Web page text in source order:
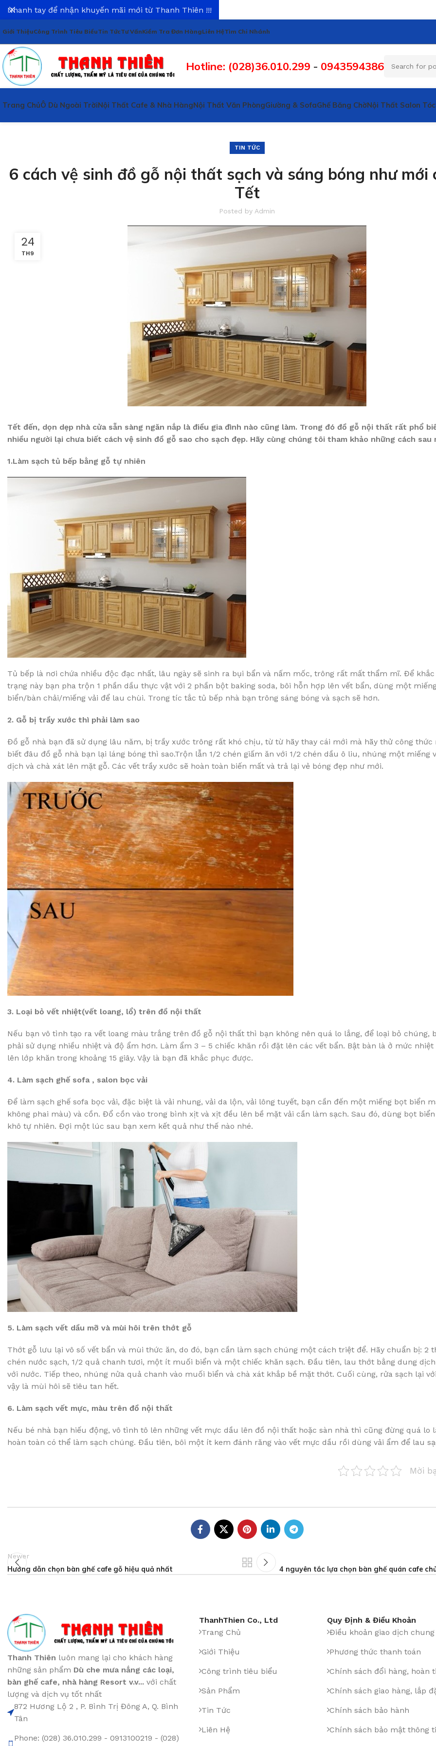
Giới ThiệuCông Trình Tiêu BiểuTin TứcTư VấnKiểm Tra Đơn HàngLiên HệTìm Chi Nhánh
Hotline: (028)36.010.299 - 0943594386
Trang ChủÔ Dù Ngoài TrờiNội Thất Cafe & Nhà HàngNội Thất Văn PhòngGiường & SofaGhế Băng ChờNội Thất Salon Tóc
TIN TỨC
6 cách vệ sinh đồ gỗ nội thất sạch và sáng bóng như mới
Tết
Posted by Admin
24
TH9
Tết đến, dọn dẹp nhà cửa sẵn sàng ngăn nắp là điều gia đình nào cũng làm. Trong đó đồ gỗ nội thất rất phổ
nhiều người lại chưa biết cách vệ sinh đồ gỗ sao cho sạch đẹp. Hãy cùng chúng tôi tham khảo những cách sau
1.Làm sạch tủ bếp bằng gỗ tự nhiên
Tủ bếp là nơi chứa nhiều độc đạc nhất, lâu ngày sẽ sinh ra bụi bẩn và nấm mốc, trông rất mất thẩm mĩ. Để
trạng này bạn pha trộn 1 phần dầu thực vật với 2 phần bột baking soda, bôi hỗn hợp lên vết bẩn, dùng một
biển/bàn chải/miếng vải để lau chùi. Trong tíc tắc tủ bếp nhà bạn trông sáng bóng và sạch sẽ hơn.
2. Gỗ bị trầy xước thì phải làm sao
Đồ gỗ nhà bạn đã sử dụng lâu năm, bị trầy xước trông rất khó chịu, từ từ hãy thay cái mới mà hãy thử công thức
biết đâu đồ gỗ nhà bạn lại láng bóng thì sao.Trộn lẫn 1/2 chén giấm ăn với 1/2 chén dầu ô liu, nhúng một miếng
dịch và chà xát lên mặt gỗ. Các vết trầy xước sẽ hoàn toàn biến mất và trả lại vẻ bóng đẹp như mới.
3. Loại bỏ vết nhiệt(vết loang, lổ) trên đồ nội thất
Nếu bạn vô tình tạo ra vết loang màu trắng trên đồ gỗ nội thất thì bạn không nên quá lo lắng, để loại bỏ chúng,
phải sử dụng nhiều nhiệt và độ ẩm hơn. Làm ẩm 3 – 5 chiếc khăn rồi đặt lên các vết bẩn. Bật bàn là ở mức nhiệt
lên lớp khăn trong khoảng 15 giây. Vậy là bạn đã khắc phục được.
4. Làm sạch ghế sofa , salon bọc vải
Để làm sạch ghế sofa bọc vải, đặc biệt là vải nhung, vải da lộn, vải lông tuyết, bạn cần đến một miếng bọt biển
không phai màu) và cồn. Đổ cồn vào trong bình xịt và xịt đều lên bề mặt vải cần làm sạch. Sau đó, dùng bọt
khô tự nhiên. Đợi một lúc sau bạn xem kết quả như thế nào nhé.
5. Làm sạch vết dầu mỡ và mùi hôi trên thớt gỗ
Thớt gỗ lưu lại vô số vết bẩn và mùi thức ăn, do đó, bạn cần làm sạch chúng một cách triệt để. Hãy chuẩn bị: 2
chén nước sạch, 1/2 quả chanh tươi, một ít muối biển và một chiếc khăn sạch. Đầu tiên, lau thớt bằng dung
với nước. Tiếp theo, nhúng nửa quả chanh vào muối biển và chà xát khắp bề mặt thớt. Cuối cùng, rửa sạch lại
vậy là mùi hôi sẽ tiêu tan hết.
6. Làm sạch vết mực, màu trên đồ nội thất
Nếu bé nhà bạn hiếu động, vô tình tô lên những vết mực dầu lên đồ nội thất hoặc sàn nhà thì cũng đừng quá lo
hoàn toàn có thể làm sạch chúng. Đầu tiên, bôi một ít kem đánh răng vào vết mực dầu rồi dùng vải ẩm để lau
Mời
Newer
Hướng dẫn chọn bàn ghế cafe gỗ hiệu quả nhất 4 nguyên tắc lựa chọn bàn ghế quán cafe
Thanh Thiên luôn mang lại cho khách hàng
những sản phẩm Dù che mưa nắng các loại,
bàn ghế cafe, nhà hàng Resort v.v... với chất
lượng và dịch vụ tốt nhất
872 Hương Lộ 2 , P. Bình Trị Đông A, Q. Bình
Tân
Phone: (028) 36.010.299 - 0913100219 - (028)
ThanhThien Co., Ltd
Trang Chủ
Giới Thiệu
Công trình tiêu biểu
Sản Phẩm
Tin Tức
Liên Hệ
Quy Định & Điều Khoản
Điều khoản giao dịch chung
Phương thức thanh toán
Chính sách đổi hàng, hoàn
Chính sách giao hàng, lắp
Chính sách bảo hành
Chính sách bảo mật thông
Nhanh tay để nhận khuyến mãi mới từ Thanh Thiên !!!